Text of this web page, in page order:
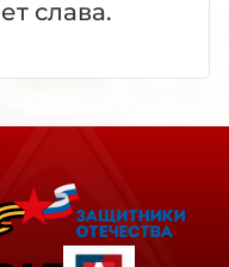
слава.